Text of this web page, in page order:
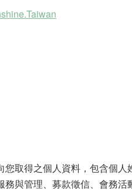
取得之個人資料，包含個人
與管理、募款徵信、會務活